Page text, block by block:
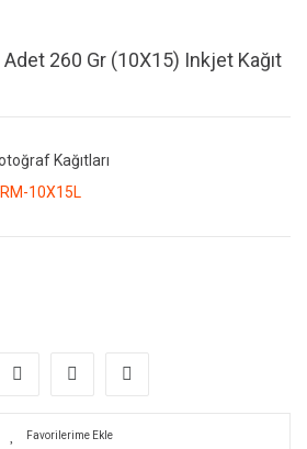
Adet 260 Gr (10X15) Inkjet Kağıt
Kağıtları
10X15L